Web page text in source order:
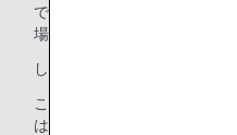
で、このままごみが増え続
場所がなくなってしまうかも
しかしながら、この寿命は年
この理由には、悪い意味と良
は、少子高齢化や経済停滞に